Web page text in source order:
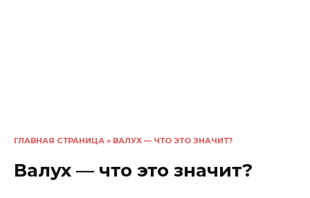
ГЛАВНАЯ СТРАНИЦА » ВАЛУХ — ЧТО ЭТО ЗНАЧИТ?
Валух — что это значит?